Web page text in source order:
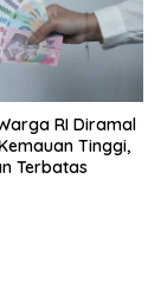
RI Diramal
Tinggi,
Terbatas